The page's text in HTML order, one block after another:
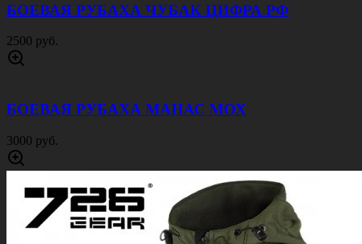
БОЕВАЯ РУБАХА ЧУБАК ЦИФРА РФ
2500 руб.
БОЕВАЯ РУБАХА МАНАС МОХ
3000 руб.